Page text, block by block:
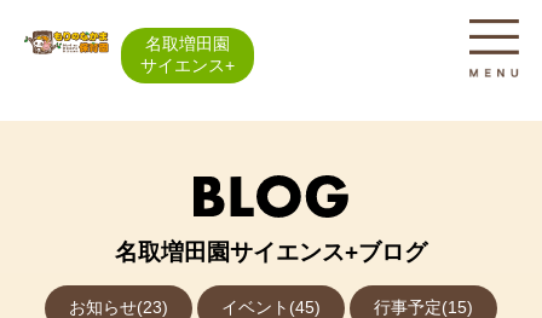
名取増田園
サイエンス+
名取増田園サイエンス+ブログ
お知らせ(23) イベント(45) 行事予定(15)